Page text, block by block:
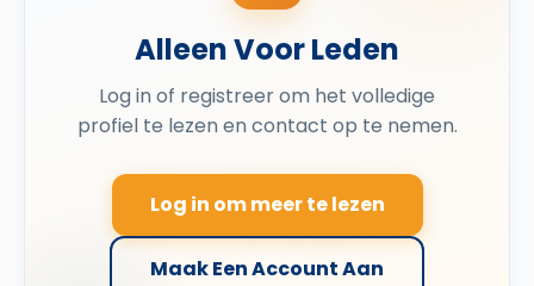
Alleen Voor Leden
Log in of registreer om het volledige
profiel te lezen en contact op te nemen.
Log in om meer te lezen
Maak Een Account Aan